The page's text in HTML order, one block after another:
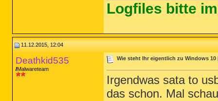
Logfiles bitte
11.12.2015, 12:04
Deathkid535
Malwareteam
Wie steht Ihr eigentlich zu Windows
Irgendwas sata to
das schon. Mal